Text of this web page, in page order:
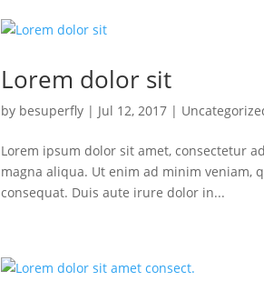
Lorem dolor sit
by besuperfly | Jul 12, 2017 |
Lorem ipsum dolor sit amet, consectetur
magna aliqua. Ut enim ad minim veniam,
consequat. Duis aute irure dolor in...